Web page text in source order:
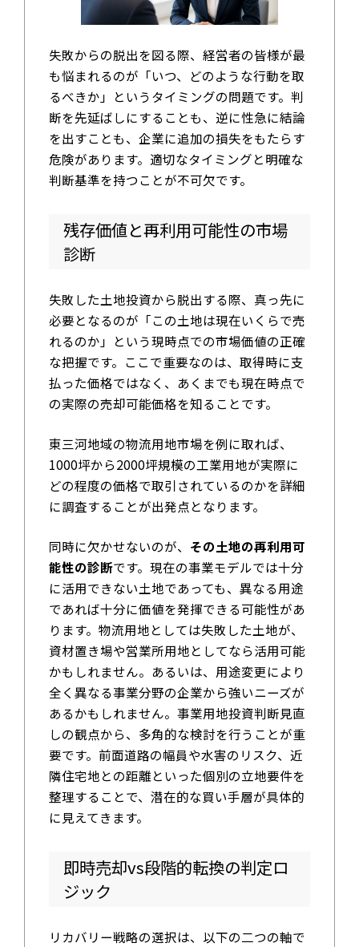
失敗からの脱出を図る際、経営者の皆様が最
も悩まれるのが「いつ、どのような行動を取
るべきか」というタイミングの問題です。判
断を先延ばしにすることも、逆に性急に結論
を出すことも、企業に追加の損失をもたらす
危険があります。適切なタイミングと明確な
判断基準を持つことが不可欠です。
残存価値と再利用可能性の市場
診断
失敗した土地投資から脱出する際、真っ先に
必要となるのが「この土地は現在いくらで売
れるのか」という現時点での市場価値の正確
な把握です。ここで重要なのは、取得時に支
払った価格ではなく、あくまでも現在時点で
の実際の売却可能価格を知ることです。
東三河地域の物流用地市場を例に取れば、
1000坪から2000坪規模の工業用地が実際に
どの程度の価格で取引されているのかを詳細
に調査することが出発点となります。
同時に欠かせないのが、 その土地の再利用可
能性の診断です。現在の事業モデルでは十分
に活用できない土地であっても、異なる用途
であれば十分に価値を発揮できる可能性があ
ります。物流用地としては失敗した土地が、
資材置き場や営業所用地としてなら活用可能
かもしれません。あるいは、用途変更により
全く異なる事業分野の企業から強いニーズが
あるかもしれません。事業用地投資判断見直
しの観点から、多角的な検討を行うことが重
要です。前面道路の幅員や水害のリスク、近
隣住宅地との距離といった個別の立地要件を
整理することで、潜在的な買い手層が具体的
に見えてきます。
即時売却vs段階的転換の判定ロ
ジック
リカバリー戦略の選択は、以下の二つの軸で